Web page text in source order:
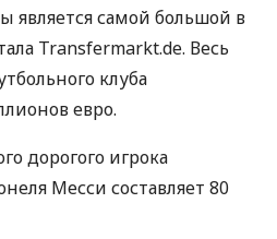
является самой большой в
Transfermarkt.de. Весь
клуба
евро.
дорогого игрока
Месси составляет 80